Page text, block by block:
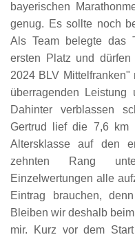
bayerischen
genug. Es sollte noch
Als Team belegte das
ersten Platz und
2024 BLV
überragenden Leistung
Dahinter verblassen
Gertrud lief die 7,6 km
Altersklasse auf den
zehnten Rang
Einzelwertungen alle
Eintrag brauchen,
Bleiben wir deshalb
mir. Kurz vor dem